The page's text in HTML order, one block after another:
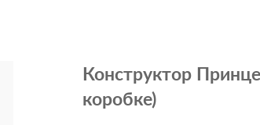
Конструктор
коробке)